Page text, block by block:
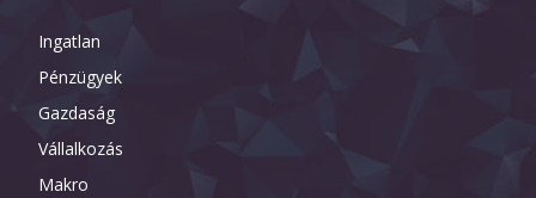
Ingatlan
Pénzügyek
Gazdaság
Vállalkozás
Makro